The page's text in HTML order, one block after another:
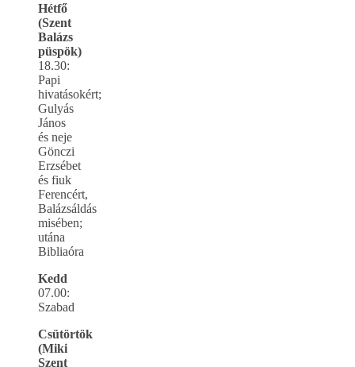
Hétfő
(Szent
Balázs
püspök)
18.30:
Papi
hivatásokért;
Gulyás
János
és neje
Gönczi
Erzsébet
és fiuk
Ferencért,
Balázsáldás
misében;
utána
Bibliaóra
Kedd
07.00:
Szabad
Csütörtök
(Miki
Szent